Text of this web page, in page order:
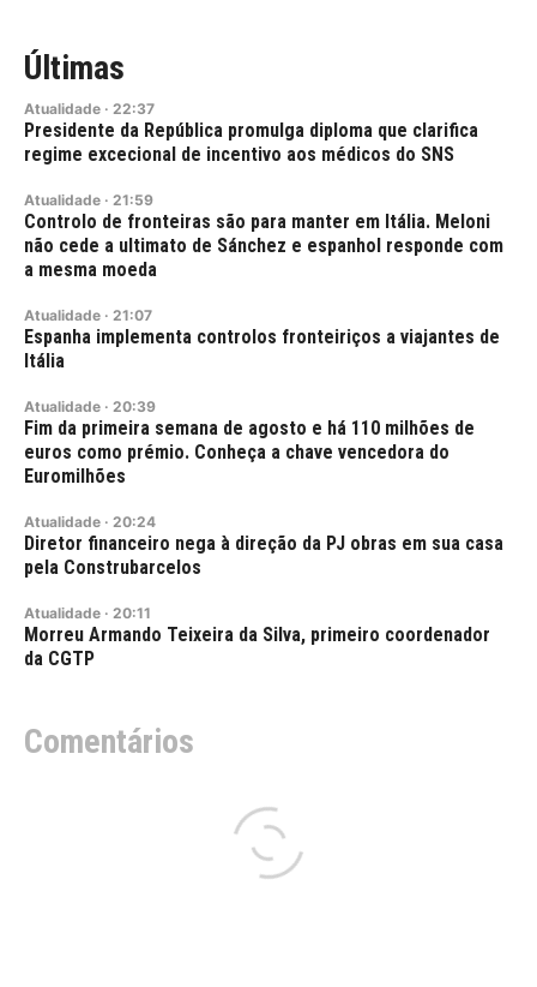
Últimas
Atualidade · 22:37
Presidente da República promulga diploma que clarifica
regime excecional de incentivo aos médicos do SNS
Atualidade · 21:59
Controlo de fronteiras são para manter em Itália. Meloni
não cede a ultimato de Sánchez e espanhol responde com
a mesma moeda
Atualidade · 21:07
Espanha implementa controlos fronteiriços a viajantes de
Itália
Atualidade · 20:39
Fim da primeira semana de agosto e há 110 milhões de
euros como prémio. Conheça a chave vencedora do
Euromilhões
Atualidade · 20:24
Diretor financeiro nega à direção da PJ obras em sua casa
pela Construbarcelos
Atualidade · 20:11
Morreu Armando Teixeira da Silva, primeiro coordenador
da CGTP
Comentários